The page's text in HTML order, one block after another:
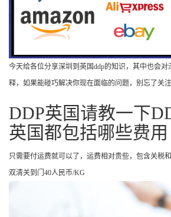
今天给各位分享深圳到英国ddp的知识，其中也会
释，如果能碰巧解决你现在面临的问题，别忘了关
DDP英国请教一下
英国都包括哪些费用
只需要付运费就可以了，运费相对贵些，包含关税
双清关到门40人民币/KG